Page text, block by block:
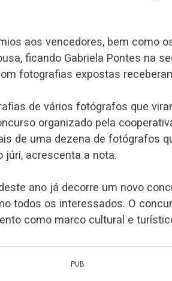
aos vencedores, bem como
ficando Gabriela Pontes na
fotografias expostas
de vários fotógrafos que
organizado pela
de uma dezena de fotógrafos
júri, acrescenta a nota.
ano já decorre um novo
todos os interessados. O
como marco cultural e
PUB